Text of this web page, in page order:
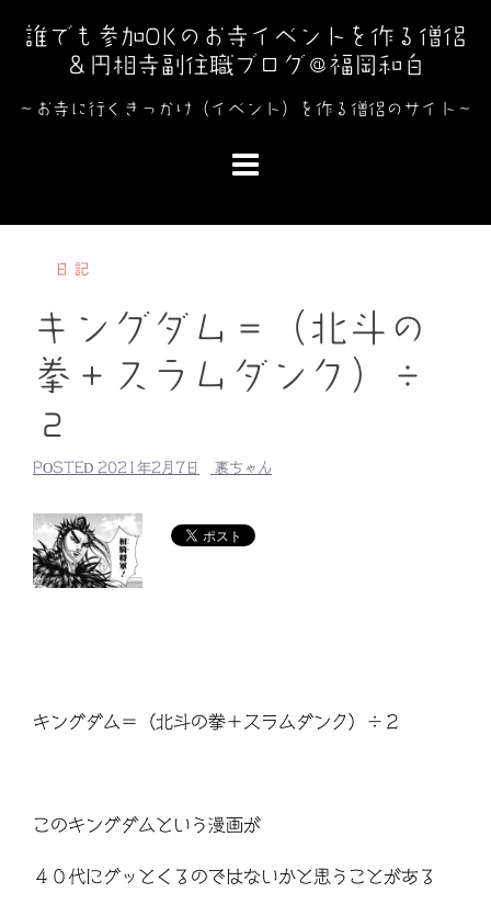
キ
誰でも参加OKのお寺イベントを作る僧侶
＆円相寺副住職ブログ＠福岡和白
～お寺に行くきっかけ（イベント）を作る僧侶のサイト～
日記
キングダム＝（北斗の
拳＋スラムダンク）÷
２
POSTED 2021年2月7日 裏ちゃん
キングダム＝（北斗の拳＋スラムダンク）÷２
このキングダムという漫画が
４０代にグッとくるのではないかと思うことがある